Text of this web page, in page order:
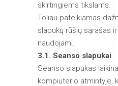
skirtingiems tikslams.
Toliau pateikiamas
slapukų rūšių sąrašas
naudojami.
3.1. Seanso slapukai
Seanso slapukas
kompiuterio atmintyje,